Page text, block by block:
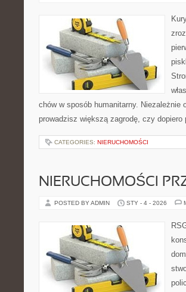
chów w sposób humanitarny.
prowadzisz większą zagrodę, czy
CATEGORIES: NIERUCHOMOŚCI
NIERUCHOMOŚCI
POSTED BY ADMIN STY - 4 - 2026